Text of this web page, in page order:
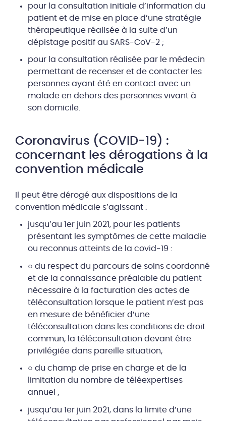
pour la consultation initiale d’information du
patient et de mise en place d’une stratégie
thérapeutique réalisée à la suite d’un
dépistage positif au SARS-CoV-2 ;
pour la consultation réalisée par le médecin
permettant de recenser et de contacter les
personnes ayant été en contact avec un
malade en dehors des personnes vivant à
son domicile.
Coronavirus (COVID-19) :
concernant les dérogations à la
convention médicale
Il peut être dérogé aux dispositions de la
convention médicale s’agissant :
jusqu’au 1er juin 2021, pour les patients
présentant les symptômes de cette maladie
ou reconnus atteints de la covid-19 :
○ du respect du parcours de soins coordonné
et de la connaissance préalable du patient
nécessaire à la facturation des actes de
téléconsultation lorsque le patient n’est pas
en mesure de bénéficier d’une
téléconsultation dans les conditions de droit
commun, la téléconsultation devant être
privilégiée dans pareille situation,
○ du champ de prise en charge et de la
limitation du nombre de téléexpertises
annuel ;
jusqu’au 1er juin 2021, dans la limite d’une